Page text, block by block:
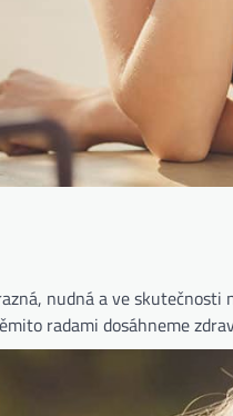
nudná a ve
radami dosáhneme